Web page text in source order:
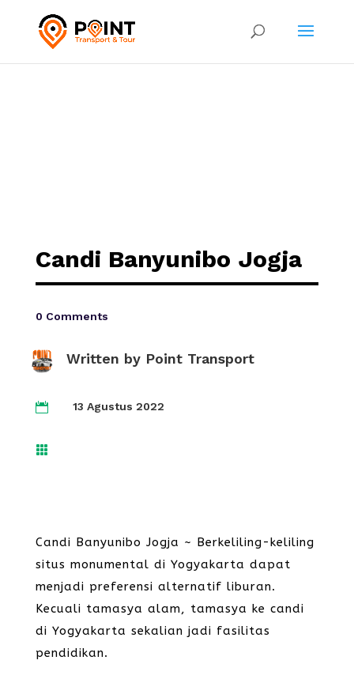
Candi Banyunibo Jogja
0 Comments
Written by Point Transport
 13 Agustus 2022

Candi Banyunibo Jogja ~ Berkeliling-keliling
situs monumental di Yogyakarta dapat
menjadi preferensi alternatif liburan.
Kecuali tamasya alam, tamasya ke candi
di Yogyakarta sekalian jadi fasilitas
pendidikan.